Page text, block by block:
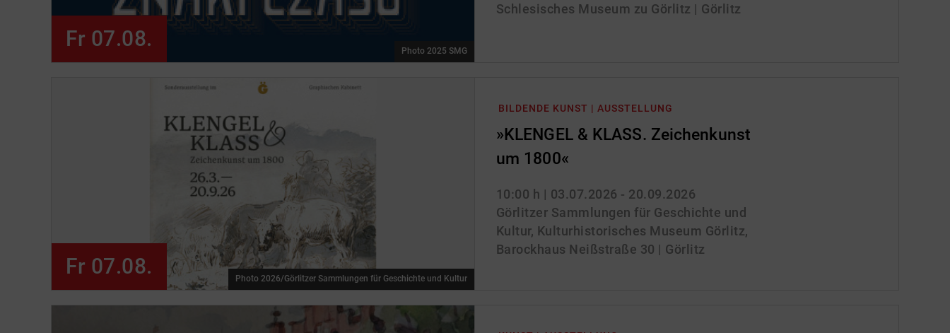
Schlesisches Museum zu Görlitz | Görlitz
Fr 07.08. Photo 2025 SMG
BILDENDE KUNST | AUSSTELLUNG
»KLENGEL & KLASS. Zeichenkunst
um 1800«
10:00 h | 03.07.2026 - 20.09.2026
Görlitzer Sammlungen für Geschichte und
Kultur, Kulturhistorisches Museum Görlitz,
Barockhaus Neißstraße 30 | Görlitz
Fr 07.08. Photo 2026/Görlitzer Sammlungen für Geschichte und Kultur